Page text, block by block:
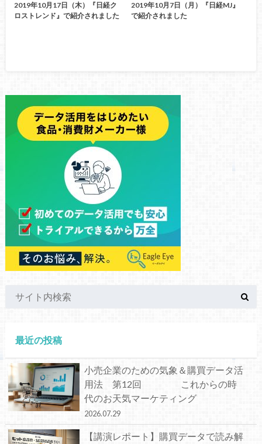
2019年10月17日（木）『日経ク
ロストレンド』で紹介されました
2019年10月7日（月）『日経MJ』
で紹介されました
最近の投稿
小売企業のための気象＆購買データ活
用法 第12回 これからの時
代のお天気マーケティング
2026.07.29
【講演レポート】購買データで読み解